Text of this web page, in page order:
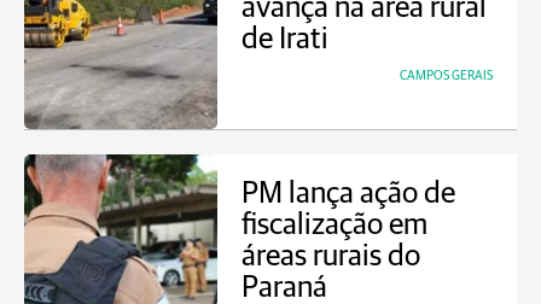
avança na área rural
de Irati
CAMPOS GERAIS
PM lança ação de
fiscalização em
áreas rurais do
Paraná